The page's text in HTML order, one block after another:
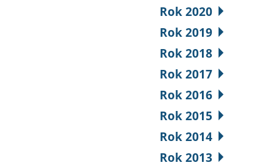
Rok 2020
Rok 2019
Rok 2018
Rok 2017
Rok 2016
Rok 2015
Rok 2014
Rok 2013